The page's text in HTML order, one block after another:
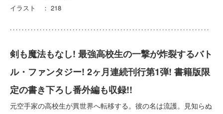
イラスト ： 218
剣も魔法もなし! 最強高校生の一撃が炸裂するバト
ル・ファンタジー! 2ヶ月連続刊行第1弾! 書籍版限
定の書き下ろし番外編も収録!!
元空手家の高校生が異世界へ転移する。彼の名は流護。見知らぬ